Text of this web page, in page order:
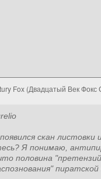
Fox (Двадцатый Век Фокс
скан
Я понимаю,
половина